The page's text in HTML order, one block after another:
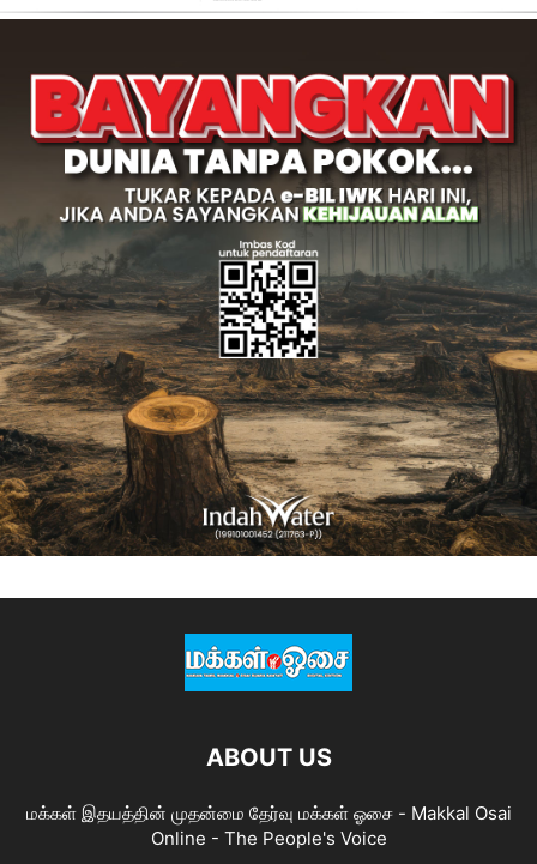
ABOUT US
மக்கள் இதயத்தின் முதன்மை தேர்வு மக்கள் ஓசை - Makkal Osai
Online - The People's Voice